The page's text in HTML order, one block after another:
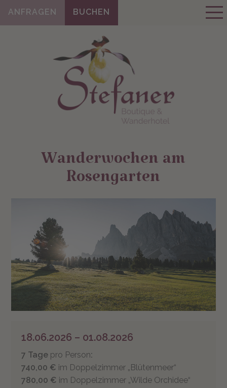
ANFRAGEN BUCHEN
Wanderwochen am
Rosengarten
18.06.2026 – 01.08.2026
7 Tage pro Person:
740,00 € im Doppelzimmer „Blütenmeer“
780,00 € im Doppelzimmer „Wilde Orchidee“